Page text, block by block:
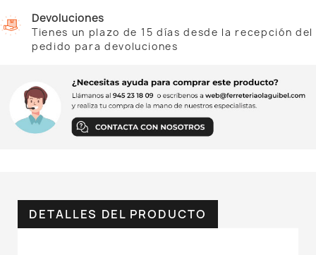
Devoluciones
Tienes un plazo de 15 días desde la recepción del
pedido para devoluciones
DETALLES DEL PRODUCTO